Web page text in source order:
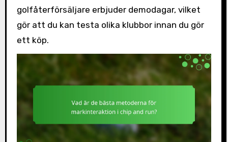
golfåterförsäljare erbjuder demodagar, vilket
gör att du kan testa olika klubbor innan du gör
ett köp.